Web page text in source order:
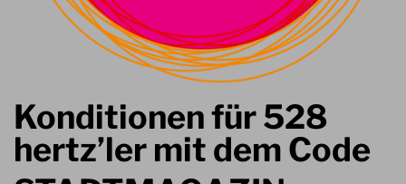
Konditionen für 528
hertz’ler mit dem Code